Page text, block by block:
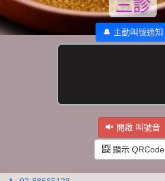
三診
🔔 主動叫號通知
開啟 叫號音
顯示 QRCode